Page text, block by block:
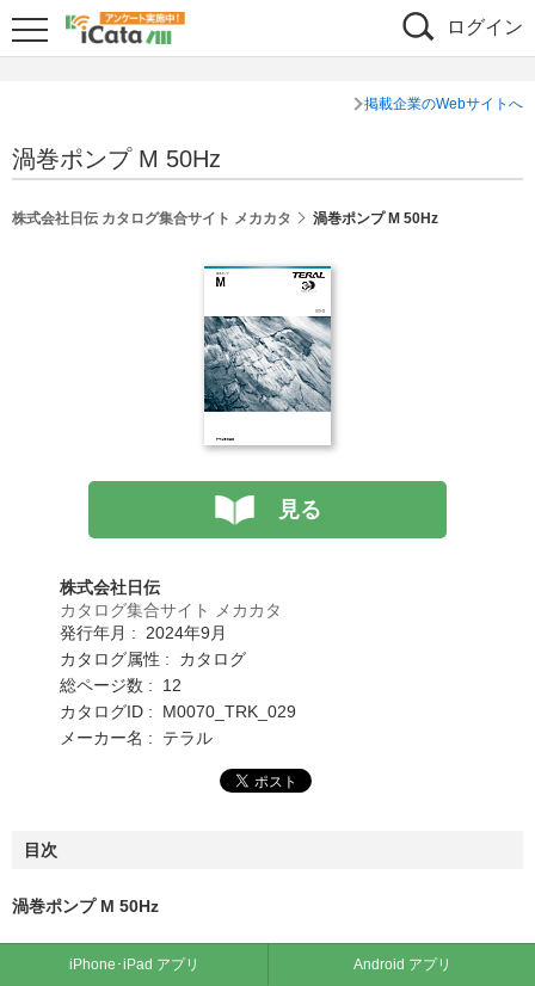
ログイン
掲載企業のWebサイトへ
渦巻ポンプ M 50Hz
株式会社日伝 カタログ集合サイト メカカタ 渦巻ポンプ M 50Hz
見る
株式会社日伝
カタログ集合サイト メカカタ
発行年月 : 2024年9月
カタログ属性 : カタログ
総ページ数 : 12
カタログID : M0070_TRK_029
メーカー名 : テラル
目次
渦巻ポンプ M 50Hz
iPhone･iPad アプリ Android アプリ